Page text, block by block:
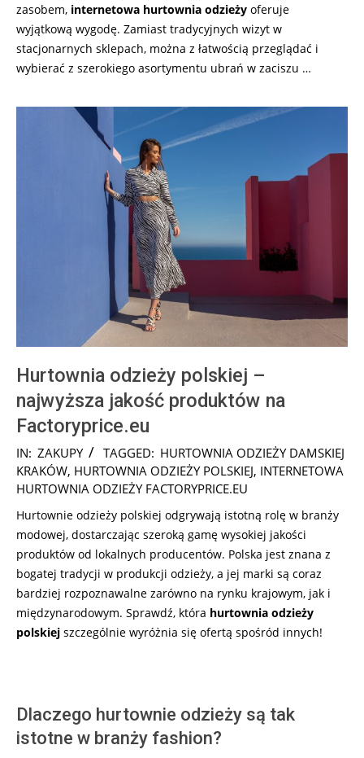
zasobem, internetowa hurtownia odzieży oferuje
wyjątkową wygodę. Zamiast tradycyjnych wizyt w
stacjonarnych sklepach, można z łatwością przeglądać i
wybierać z szerokiego asortymentu ubrań w zaciszu …
Hurtownia odzieży polskiej –
najwyższa jakość produktów na
Factoryprice.eu
2025-
08-
04
IN: ZAKUPY TAGGED: HURTOWNIA ODZIEŻY DAMSKIEJ
KRAKÓW, HURTOWNIA ODZIEŻY POLSKIEJ, INTERNETOWA
HURTOWNIA ODZIEŻY FACTORYPRICE.EU
Hurtownie odzieży polskiej odgrywają istotną rolę w branży
modowej, dostarczając szeroką gamę wysokiej jakości
produktów od lokalnych producentów. Polska jest znana z
bogatej tradycji w produkcji odzieży, a jej marki są coraz
bardziej rozpoznawalne zarówno na rynku krajowym, jak i
międzynarodowym. Sprawdź, która hurtownia odzieży
polskiej szczególnie wyróżnia się ofertą spośród innych!
Dlaczego hurtownie odzieży są tak
istotne w branży fashion?